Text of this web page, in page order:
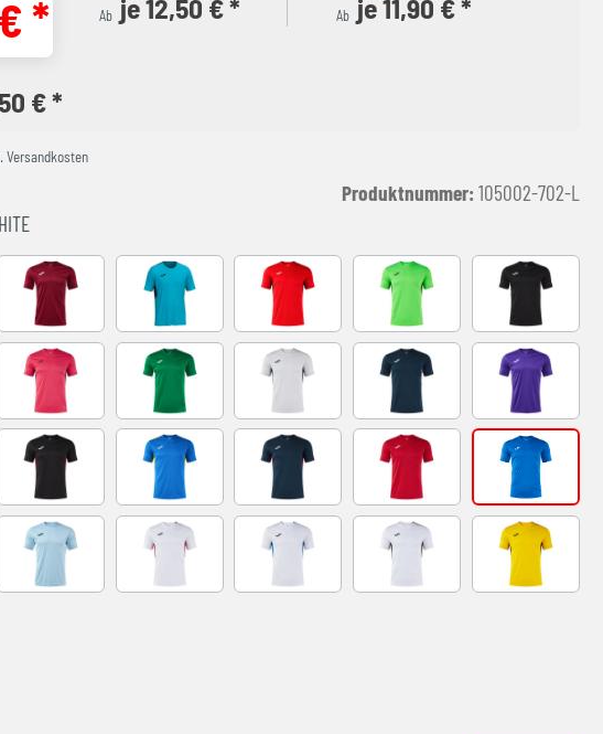
*
Ab je 12,50 € *
Ab je 11,90 € *
€ *
Versandkosten
Produktnummer: 105002-702-L
BURGUNDY FLUOR TURQUOISE RED-NAVY VERDE FLUOR-NEGRO
FUCHSIA-BLACK VIOLETA-
ROYAL-WHITE
WHITE-RED WHITE-ROYAL WHITE-BLACK YELLOW-